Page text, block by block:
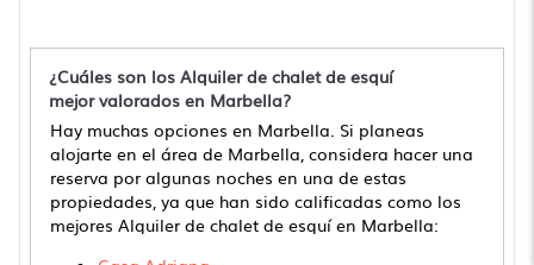
¿Cuáles son los Alquiler de chalet de esquí
mejor valorados en Marbella?
Hay muchas opciones en Marbella. Si planeas
alojarte en el área de Marbella, considera hacer una
reserva por algunas noches en una de estas
propiedades, ya que han sido calificadas como los
mejores Alquiler de chalet de esquí en Marbella: